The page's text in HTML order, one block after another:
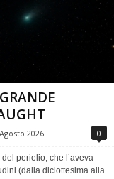
2026 0
perielio, che l’aveva
(dalla diciottesima alla